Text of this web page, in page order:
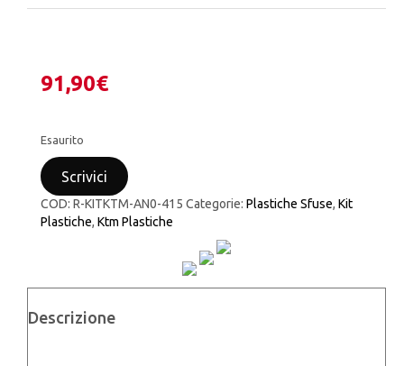
91,90€
Esaurito
Scrivici
COD: R-KITKTM-AN0-415 Categorie: Plastiche Sfuse, Kit
Plastiche, Ktm Plastiche
Descrizione